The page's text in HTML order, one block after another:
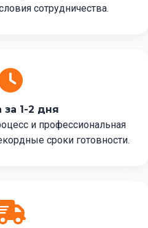
сотрудничества.
за 1-2 дня
и профессиональная
сроки готовности.